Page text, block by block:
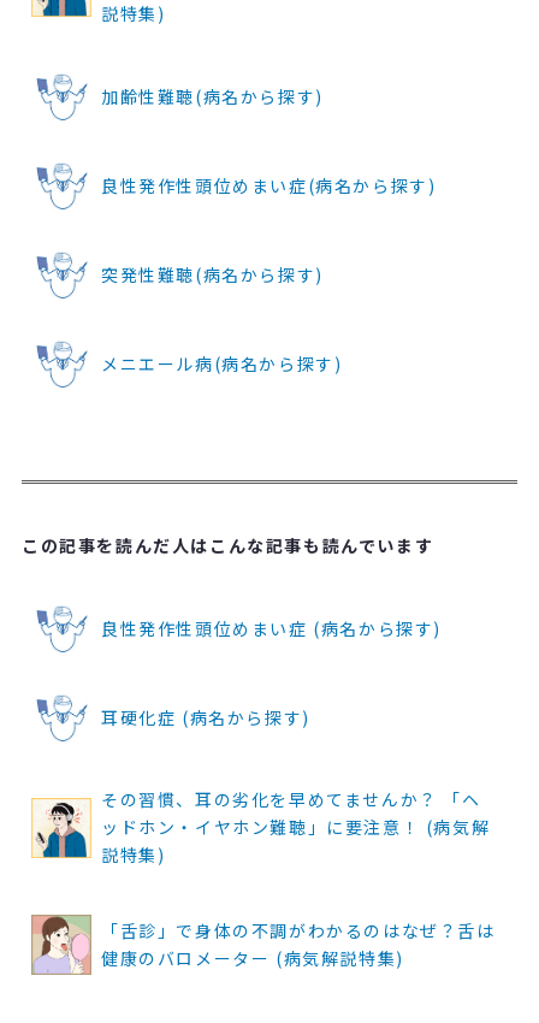
説特集)
加齢性難聴(病名から探す)
良性発作性頭位めまい症(病名から探す)
突発性難聴(病名から探す)
メニエール病(病名から探す)
この記事を読んだ人はこんな記事も読んでいます
良性発作性頭位めまい症 (病名から探す)
耳硬化症 (病名から探す)
その習慣、耳の劣化を早めてませんか？ 「ヘ
ッドホン・イヤホン難聴」に要注意！ (病気解
説特集)
「舌診」で身体の不調がわかるのはなぜ？舌は
健康のバロメーター (病気解説特集)